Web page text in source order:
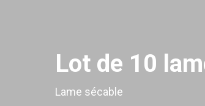
Lot de 10
Lame sécable